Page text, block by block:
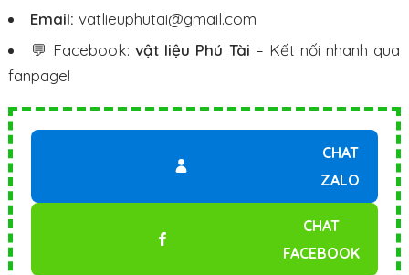
Email: vatlieuphutai@gmail.com
💬 Facebook:vật liệu Phú Tài – Kết nối nhanh qua
fanpage!
CHAT
ZALO
CHAT
FACEBOOK